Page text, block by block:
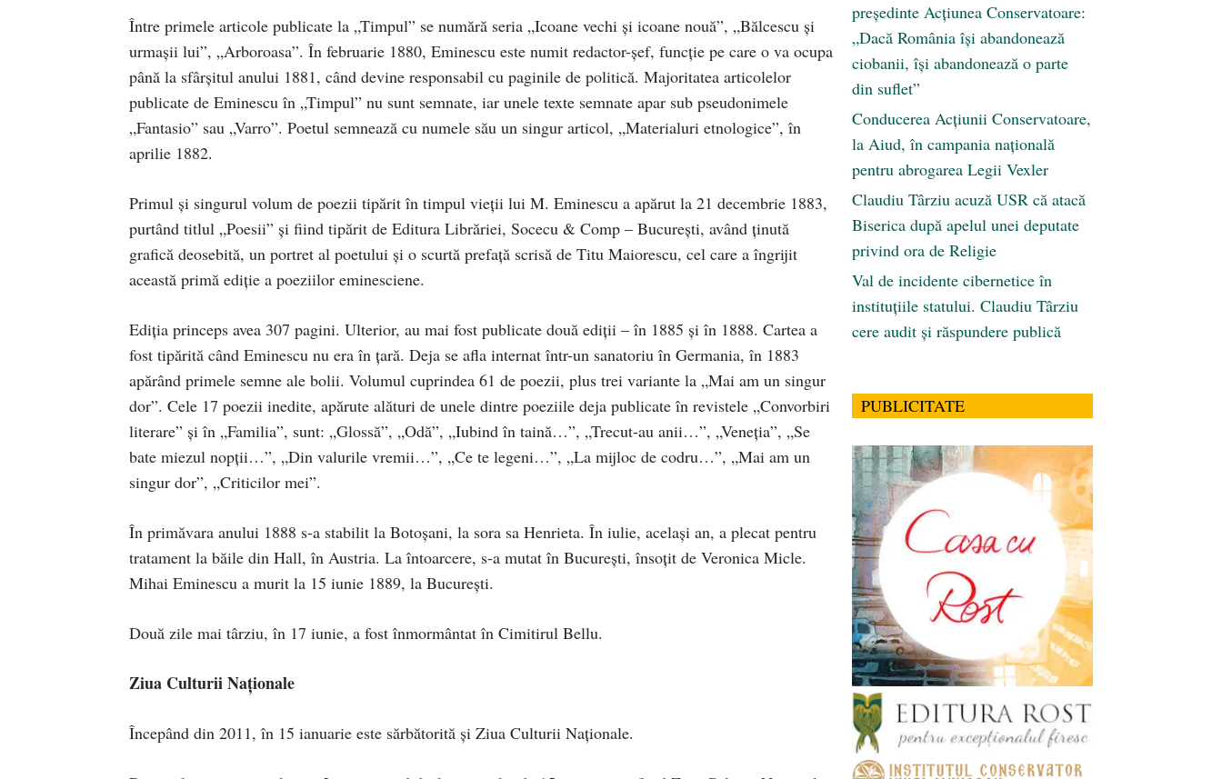
Între primele articole publicate la „Timpul” se numără seria „Icoane vechi şi icoane nouă”, „Bălcescu şi
urmaşii lui”, „Arboroasa”. În februarie 1880, Eminescu este numit redactor-şef, funcţie pe care o va ocupa
până la sfârşitul anului 1881, când devine responsabil cu paginile de politică. Majoritatea articolelor
publicate de Eminescu în „Timpul” nu sunt semnate, iar unele texte semnate apar sub pseudonimele
„Fantasio” sau „Varro”. Poetul semnează cu numele său un singur articol, „Materialuri etnologice”, în
aprilie 1882.
Primul şi singurul volum de poezii tipărit în timpul vieţii lui M. Eminescu a apărut la 21 decembrie 1883,
purtând titlul „Poesii” şi fiind tipărit de Editura Librăriei, Socecu & Comp – Bucureşti, având ţinută
grafică deosebită, un portret al poetului şi o scurtă prefaţă scrisă de Titu Maiorescu, cel care a îngrijit
această primă ediţie a poeziilor eminesciene.
Ediţia princeps avea 307 pagini. Ulterior, au mai fost publicate două ediţii – în 1885 şi în 1888. Cartea a
fost tipărită când Eminescu nu era în ţară. Deja se afla internat într-un sanatoriu în Germania, în 1883
apărând primele semne ale bolii. Volumul cuprindea 61 de poezii, plus trei variante la „Mai am un singur
dor”. Cele 17 poezii inedite, apărute alături de unele dintre poeziile deja publicate în revistele „Convorbiri
literare” şi în „Familia”, sunt: „Glossă”, „Odă”, „Iubind în taină…”, „Trecut-au anii…”, „Veneţia”, „Se
bate miezul nopţii…”, „Din valurile vremii…”, „Ce te legeni…”, „La mijloc de codru…”, „Mai am un
singur dor”, „Criticilor mei”.
În primăvara anului 1888 s-a stabilit la Botoşani, la sora sa Henrieta. În iulie, acelaşi an, a plecat pentru
tratament la băile din Hall, în Austria. La întoarcere, s-a mutat în Bucureşti, însoţit de Veronica Micle.
Mihai Eminescu a murit la 15 iunie 1889, la Bucureşti.
Două zile mai târziu, în 17 iunie, a fost înmormântat în Cimitirul Bellu.
Ziua Culturii Naționale
Începând din 2011, în 15 ianuarie este sărbătorită și Ziua Culturii Naționale.
președinte Acțiunea Conservatoare:
„Dacă România își abandonează
ciobanii, își abandonează o parte
din suflet”
Conducerea Acțiunii Conservatoare,
la Aiud, în campania națională
pentru abrogarea Legii Vexler
Claudiu Târziu acuză USR că atacă
Biserica după apelul unei deputate
privind ora de Religie
Val de incidente cibernetice în
instituțiile statului. Claudiu Târziu
cere audit și răspundere publică
PUBLICITATE